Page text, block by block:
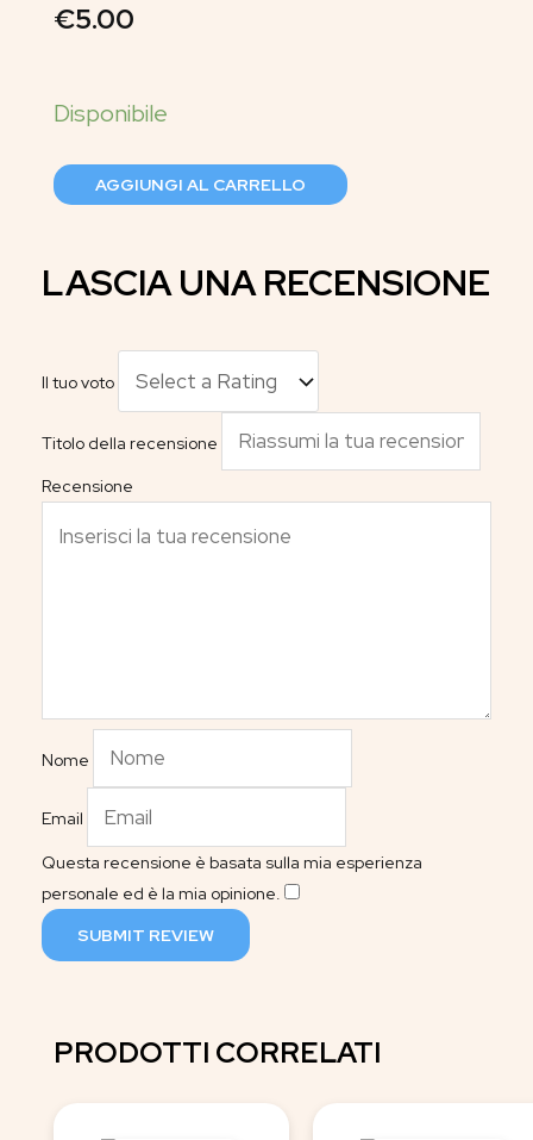
€5.00
AGGIUNGI AL CARRELLO
LASCIA UNA RECENSIONE
Il tuo voto
Titolo della recensione
Recensione
Nome
Email
Questa recensione è basata sulla mia esperienza
personale ed è la mia opinione.
SUBMIT REVIEW
PRODOTTI CORRELATI